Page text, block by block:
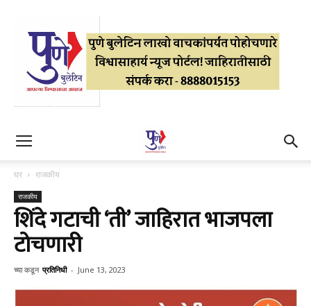
घर राजकीय
राजकीय
शिंदे गटाची ‘ती’ जाहिरात भाजपला
टोचणारी
च्या कडून प्रतिनिधी - June 13, 2023